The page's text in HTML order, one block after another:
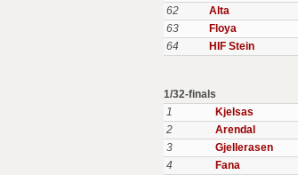
62
Alta
63
Floya
64
HIF Stein
1/32-finals
1
Kjelsas
2
Arendal
3
Gjellerasen
4
Fana